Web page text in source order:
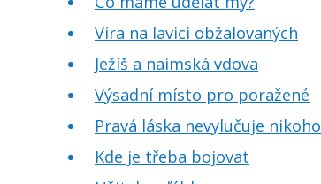
Víra na lavici obžalovaných
Ježíš a naimská vdova
Výsadní místo pro poražené
Pravá láska nevylučuje nikoho
Kde je třeba bojovat